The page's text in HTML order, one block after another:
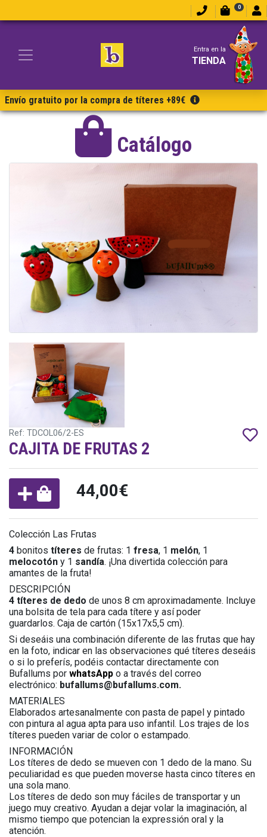
0
Entra en la
TIENDA
Envío gratuito por la compra de títeres +89€
Catálogo
Ref: TDCOL06/2-ES
CAJITA DE FRUTAS 2
44,00€
Colección Las Frutas
4 bonitos títeres de frutas: 1 fresa, 1 melón, 1
melocotón y 1 sandía. ¡Una divertida colección para
amantes de la fruta!
DESCRIPCIÓN
4 títeres de dedo de unos 8 cm aproximadamente. Incluye
una bolsita de tela para cada títere y así poder
guardarlos. Caja de cartón (15x17x5,5 cm).
Si deseáis una combinación diferente de las frutas que hay
en la foto, indicar en las observaciones qué títeres deseáis
o si lo preferís, podéis contactar directamente con
Bufallums por whatsApp o a través del correo
electrónico: bufallums@bufallums.com.
MATERIALES
Elaborados artesanalmente con pasta de papel y pintado
con pintura al agua apta para uso infantil. Los trajes de los
títeres pueden variar de color o estampado.
INFORMACIÓN
Los títeres de dedo se mueven con 1 dedo de la mano. Su
peculiaridad es que pueden moverse hasta cinco títeres en
una sola mano.
Los títeres de dedo son muy fáciles de transportar y un
juego muy creativo. Ayudan a dejar volar la imaginación, al
mismo tiempo que potencian la expressión oral y la
atención.